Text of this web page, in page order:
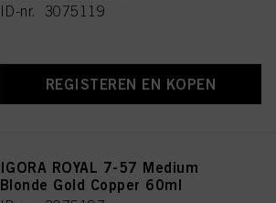
ID-nr. 3075119
REGISTEREN EN KOPEN
IGORA ROYAL 7-57 Medium
Blonde Gold Copper 60ml